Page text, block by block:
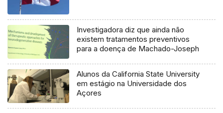
Investigadora diz que ainda não
existem tratamentos preventivos
para a doença de Machado-Joseph
Alunos da California State University
em estágio na Universidade dos
Açores